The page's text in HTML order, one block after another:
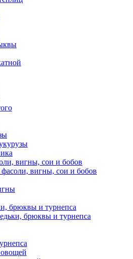
вигны, сои и бобов
вигны, сои и бобов
брюквы и турнепса
брюквы и турнепса